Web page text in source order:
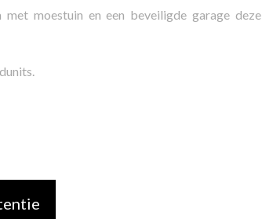
moestuin en een beveiligde garage deze